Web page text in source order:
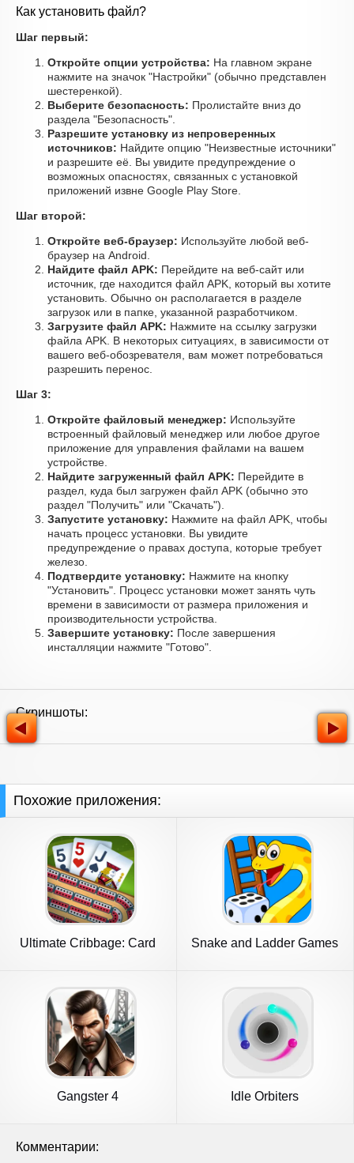
Как установить файл?
Шаг первый:
Откройте опции устройства: На главном экране
нажмите на значок "Настройки" (обычно представлен
шестеренкой).
Выберите безопасность: Пролистайте вниз до
раздела "Безопасность".
Разрешите установку из непроверенных
источников: Найдите опцию "Неизвестные источники"
и разрешите её. Вы увидите предупреждение о
возможных опасностях, связанных с установкой
приложений извне Google Play Store.
Шаг второй:
Откройте веб-браузер: Используйте любой веб-
браузер на Android.
Найдите файл APK: Перейдите на веб-сайт или
источник, где находится файл APK, который вы хотите
установить. Обычно он располагается в разделе
загрузок или в папке, указанной разработчиком.
Загрузите файл APK: Нажмите на ссылку загрузки
файла APK. В некоторых ситуациях, в зависимости от
вашего веб-обозревателя, вам может потребоваться
разрешить перенос.
Шаг 3:
Откройте файловый менеджер: Используйте
встроенный файловый менеджер или любое другое
приложение для управления файлами на вашем
устройстве.
Найдите загруженный файл APK: Перейдите в
раздел, куда был загружен файл APK (обычно это
раздел "Получить" или "Скачать").
Запустите установку: Нажмите на файл APK, чтобы
начать процесс установки. Вы увидите
предупреждение о правах доступа, которые требует
железо.
Подтвердите установку: Нажмите на кнопку
"Установить". Процесс установки может занять чуть
времени в зависимости от размера приложения и
производительности устройства.
Завершите установку: После завершения
инсталляции нажмите "Готово".
Скриншоты:
Похожие приложения:
Ultimate Cribbage: Card
Snake and Ladder Games
Gangster 4 Idle Orbiters
Комментарии: